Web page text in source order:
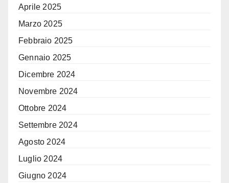
Aprile 2025
Marzo 2025
Febbraio 2025
Gennaio 2025
Dicembre 2024
Novembre 2024
Ottobre 2024
Settembre 2024
Agosto 2024
Luglio 2024
Giugno 2024